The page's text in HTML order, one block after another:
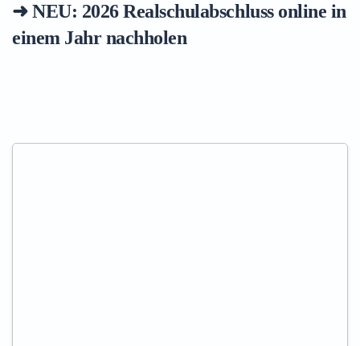
➜ NEU: 2026Realschulabschluss online in
einem Jahr nachholen